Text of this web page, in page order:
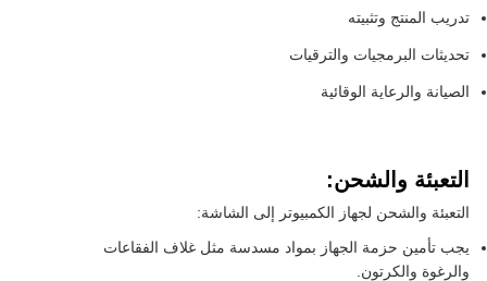
تدريب المنتج وتثبيته
تحديثات البرمجيات والترقيات
الصيانة والرعاية الوقائية
التعبئة والشحن:
التعبئة والشحن لجهاز الكمبيوتر إلى الشاشة:
يجب تأمين حزمة الجهاز بمواد مسدسة مثل غلاف الفقاعات
والرغوة والكرتون.